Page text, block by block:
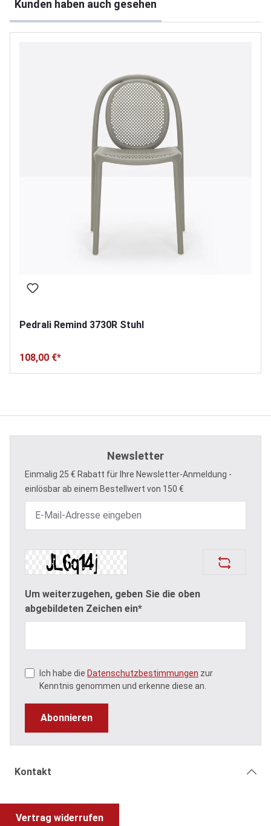
Kunden haben auch gesehen
Pedrali Remind 3730R Stuhl
108,00 €*
Newsletter
Einmalig 25 € Rabatt für Ihre Newsletter-Anmeldung -
einlösbar ab einem Bestellwert von 150 €
Um weiterzugehen, geben Sie die oben
abgebildeten Zeichen ein*
Ich habe die Datenschutzbestimmungen zur
Kenntnis genommen und erkenne diese an.
Abonnieren
Kontakt
Vertrag widerrufen